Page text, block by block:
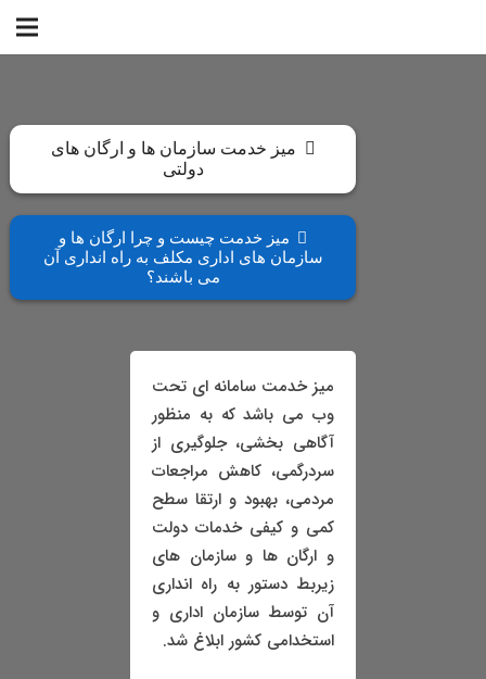
میز خدمت سازمان ها و ارگان های
دولتی
میز خدمت چیست و چرا ارگان ها و
سازمان های اداری مکلف به راه انداری آن
می باشند؟
میز خدمت سامانه ای تحت
وب می باشد که به منظور
آگاهی بخشی، جلوگیری از
سردرگمی، کاهش مراجعات
مردمی، بهبود و ارتقا سطح
کمی و کیفی خدمات دولت
و ارگان ها و سازمان های
زیربط دستور به راه انداری
آن توسط سازمان اداری و
استخدامی کشور ابلاغ شد.